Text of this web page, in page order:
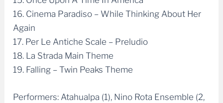
16. Cinema Paradiso – While Thinking About Her
Again
17. Per Le Antiche Scale – Preludio
18. La Strada Main Theme
19. Falling – Twin Peaks Theme
Performers: Atahualpa (1), Nino Rota Ensemble (2,